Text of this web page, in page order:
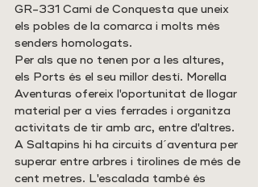
GR-331 Camí de Conquesta que uneix
els pobles de la comarca i molts més
senders homologats.
Per als que no tenen por a les altures,
els Ports és el seu millor destí. Morella
Aventuras ofereix l'oportunitat de llogar
material per a vies ferrades i organitza
activitats de tir amb arc, entre d'altres.
A Saltapins hi ha circuits d´aventura per
superar entre arbres i tirolines de més de
cent metres. L'escalada també és